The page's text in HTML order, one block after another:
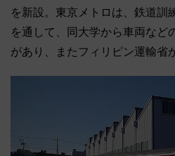
を新設。東京メトロは、鉄道訓
を通して、同大学から車両など
があり、またフィリピン運輸省